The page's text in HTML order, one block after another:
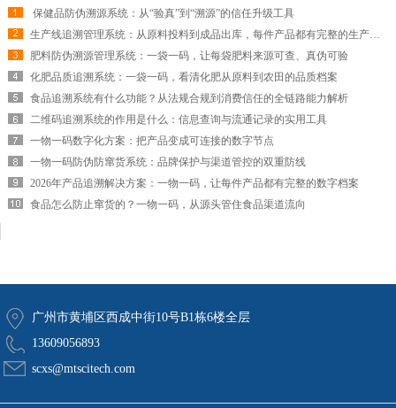
​ 保健品防伪溯源系统：从“验真”到“溯源”的信任升级工具
生产线追溯管理系统：从原料投料到成品出库，每件产品都有完整的生产履历
肥料防伪溯源管理系统：一袋一码，让每袋肥料来源可查、真伪可验
化肥品质追溯系统：一袋一码，看清化肥从原料到农田的品质档案
食品追溯系统有什么功能？从法规合规到消费信任的全链路能力解析
二维码追溯系统的作用是什么：信息查询与流通记录的实用工具
一物一码数字化方案：把产品变成可连接的数字节点
一物一码防伪防窜货系统：品牌保护与渠道管控的双重防线
2026年产品追溯解决方案：一物一码，让每件产品都有完整的数字档案
食品怎么防止窜货的？一物一码，从源头管住食品渠道流向
广州市黄埔区西成中街10号B1栋6楼全层
13609056893
scxs@mtscitech.com